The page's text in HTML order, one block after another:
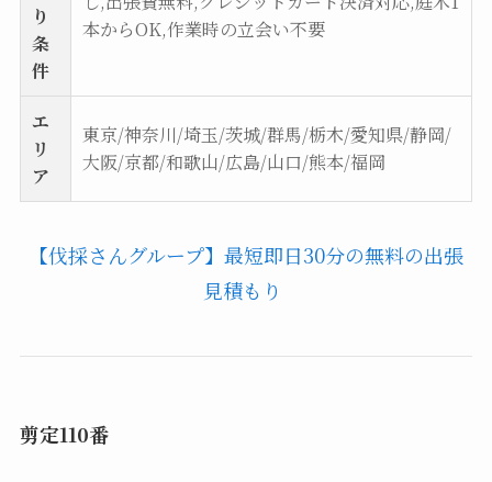
り
条
件
本からOK,作業時の立会い不要
エ
リ
ア
東京/神奈川/埼玉/茨城/群馬/栃木/愛知県/静岡/
大阪/京都/和歌山/広島/山口/熊本/福岡
【伐採さんグループ】最短即日30分の無料の出張
見積もり
剪定110番